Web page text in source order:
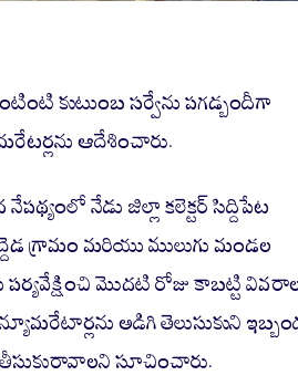
కుటుంబ సర్వేను పగడ్బందీగా
ఆదేశించారు.
నేడు జిల్లా కలెక్టర్ సిద్దిపేట
గ్రామం మరియు ములుగు మండల
పర్యవేక్షించి మొదటి రోజు కాబట్టి
అడిగి తెలుసుకుని
తీసుకురావాలని సూచించారు.